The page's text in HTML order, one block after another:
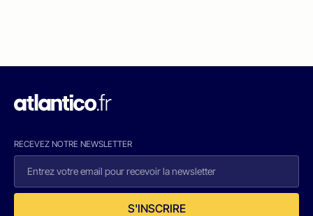
RECEVEZ NOTRE NEWSLETTER
S'INSCRIRE